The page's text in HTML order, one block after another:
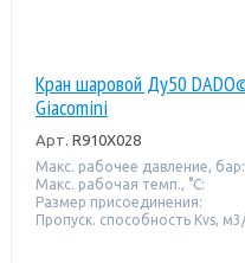
Кран шаровой Ду50
Giacomini
Арт. R910X028
Макс. рабочее давление, бар:
Макс. рабочая темп., °С:
Размер присоединения:
Пропуск. способность Kvs,